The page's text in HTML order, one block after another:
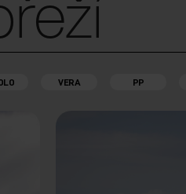
VERA PP